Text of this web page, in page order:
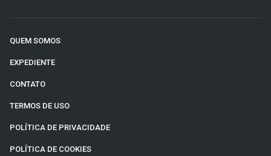
QUEM SOMOS
EXPEDIENTE
CONTATO
TERMOS DE USO
POLÍTICA DE PRIVACIDADE
POLÍTICA DE COOKIES